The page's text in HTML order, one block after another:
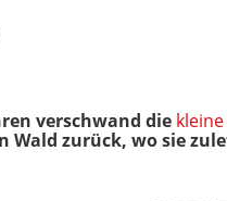
verschwand die
zurück, wo sie